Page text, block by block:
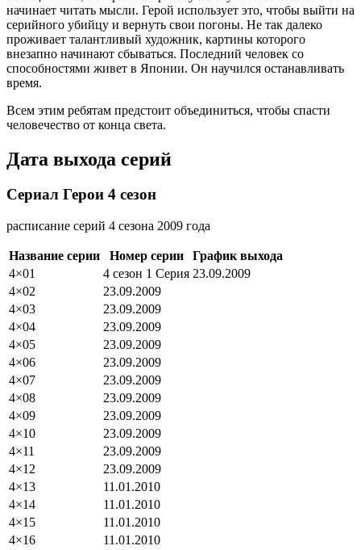
начинает читать мысли. Герой использует это, чтобы выйти на
серийного убийцу и вернуть свои погоны. Не так далеко
проживает талантливый художник, картины которого
внезапно начинают сбываться. Последний человек со
способностями живет в Японии. Он научился останавливать
время.
Всем этим ребятам предстоит объединиться, чтобы спасти
человечество от конца света.
Дата выхода серий
Сериал Герои 4 сезон
расписание серий 4 сезона 2009 года
Название серии Номер серии
График выхода
4×01
4 сезон 1 Серия 23.09.2009
4×02
23.09.2009
4×03
23.09.2009
4×04
23.09.2009
4×05
23.09.2009
4×06
23.09.2009
4×07
23.09.2009
4×08
23.09.2009
4×09
23.09.2009
4×10
23.09.2009
4×11
23.09.2009
4×12
23.09.2009
4×13
11.01.2010
4×14
11.01.2010
4×15
11.01.2010
4×16
11.01.2010